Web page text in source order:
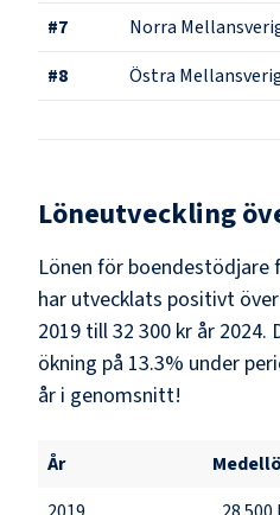
#7 Norra
#8 Östra
Löneutveckling
Lönen för
har utvecklats positivt
2019 till 32 300 kr år
ökning på 13.3% under
år i genomsnitt!
År